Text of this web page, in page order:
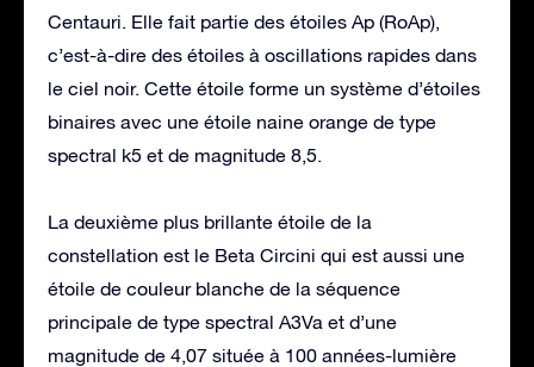
Centauri. Elle fait partie des étoiles Ap (RoAp),
c’est-à-dire des étoiles à oscillations rapides dans
le ciel noir. Cette étoile forme un système d’étoiles
binaires avec une étoile naine orange de type
spectral k5 et de magnitude 8,5.
La deuxième plus brillante étoile de la
constellation est le Beta Circini qui est aussi une
étoile de couleur blanche de la séquence
principale de type spectral A3Va et d’une
magnitude de 4,07 située à 100 années-lumière